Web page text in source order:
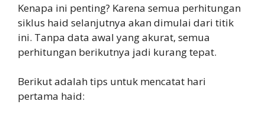
Kenapa ini penting? Karena semua perhitungan
siklus haid selanjutnya akan dimulai dari titik
ini. Tanpa data awal yang akurat, semua
perhitungan berikutnya jadi kurang tepat.
Berikut adalah tips untuk mencatat hari
pertama haid: